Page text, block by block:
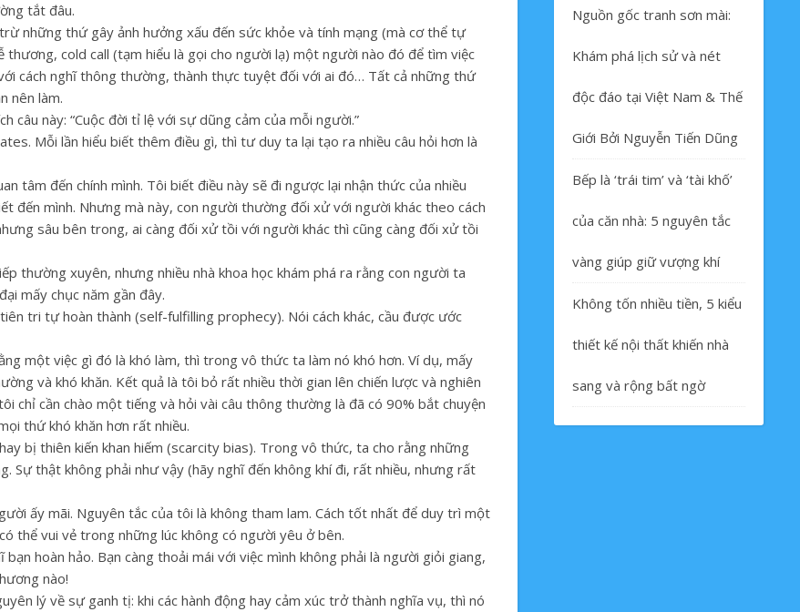
tắt đâu.
những thứ gây ảnh hưởng xấu đến sức khỏe và tính mạng (mà cơ thể tự
cold call (tạm hiểu là gọi cho người lạ) một người nào đó để tìm việc
cách nghĩ thông thường, thành thực tuyệt đối với ai đó… Tất cả những thứ
nên làm.
câu này: “Cuộc đời tỉ lệ với sự dũng cảm của mỗi người.”
Mỗi lần hiểu biết thêm điều gì, thì tư duy ta lại tạo ra nhiều câu hỏi hơn là
tâm đến chính mình. Tôi biết điều này sẽ đi ngược lại nhận thức của nhiều
đến mình. Nhưng mà này, con người thường đối xử với người khác theo cách
sâu bên trong, ai càng đối xử tồi với người khác thì cũng càng đối xử tồi
thường xuyên, nhưng nhiều nhà khoa học khám phá ra rằng con người ta
mấy chục năm gần đây.
tri tự hoàn thành (self-fulfilling prophecy). Nói cách khác, cầu được ước
một việc gì đó là khó làm, thì trong vô thức ta làm nó khó hơn. Ví dụ, mấy
và khó khăn. Kết quả là tôi bỏ rất nhiều thời gian lên chiến lược và nghiên
chỉ cần chào một tiếng và hỏi vài câu thông thường là đã có 90% bắt chuyện
thứ khó khăn hơn rất nhiều.
bị thiên kiến khan hiếm (scarcity bias). Trong vô thức, ta cho rằng những
Sự thật không phải như vậy (hãy nghĩ đến không khí đi, rất nhiều, nhưng rất
ấy mãi. Nguyên tắc của tôi là không tham lam. Cách tốt nhất để duy trì một
thể vui vẻ trong những lúc không có người yêu ở bên.
hoàn hảo. Bạn càng thoải mái với việc mình không phải là người giỏi giang,
nào!
lý về sự ganh tị: khi các hành động hay cảm xúc trở thành nghĩa vụ, thì nó
Nguồn gốc tranh sơn mài:
Khám phá lịch sử và nét
độc đáo tại Việt Nam & Thế
Giới Bởi Nguyễn Tiến Dũng
Bếp là ‘trái tim’ và ‘tài khố’
của căn nhà: 5 nguyên tắc
vàng giúp giữ vượng khí
Không tốn nhiều tiền, 5 kiểu
thiết kế nội thất khiến nhà
sang và rộng bất ngờ